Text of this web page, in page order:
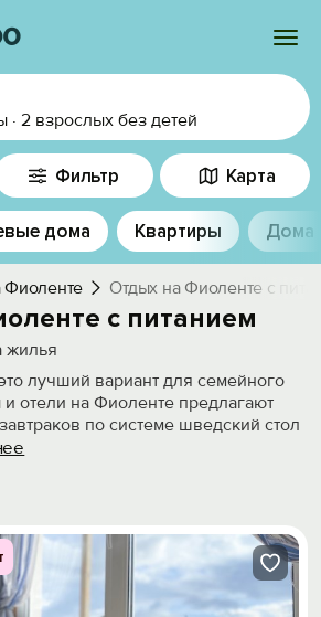
объект
· 2 взрослых без детей
Фильтр Карта
дома Квартиры Дома
Фиоленте Отдых на Фиоленте с
c питанием
жилья
лучший вариант для семейного
отели на Фиоленте предлагают
по системе шведский стол